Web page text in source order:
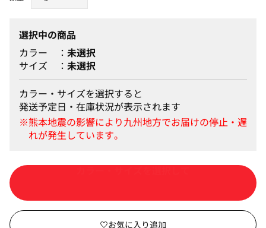
選択中の商品
カラー
未選択
サイズ
未選択
カラー・サイズを選択すると
発送予定日・在庫状況が表示されます